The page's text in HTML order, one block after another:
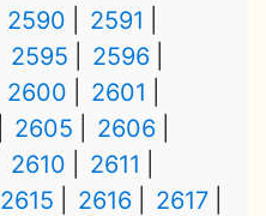
2590
2591
2595
2596
2600
2601
2605
2606
2610
2611
2615 2616
2617